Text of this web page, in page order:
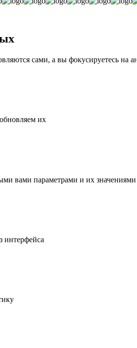
сами, а вы фокусируетесь на
их
вами параметрами и их значениями
интерфейса